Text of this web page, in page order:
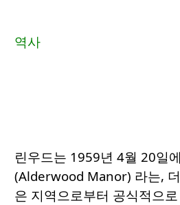
역사
린우드는 1959년 4월 20일
(Alderwood Manor) 라는,
은 지역으로부터 공식적으